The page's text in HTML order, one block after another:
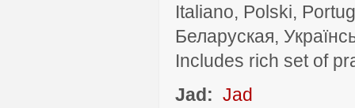
Italiano, Polski,
Беларуская,
Includes rich set of
Jad: Jad